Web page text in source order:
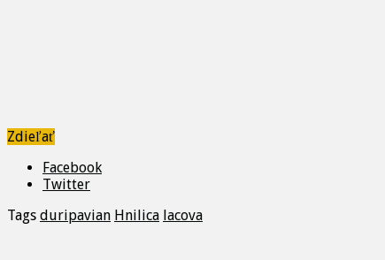
Zdieľať
Facebook
Twitter
Tags duripavian Hnilica lacova